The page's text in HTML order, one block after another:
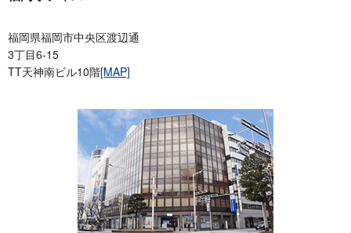
福岡県福岡市中央区渡辺通
3丁目6-15
TT天神南ビル10階[MAP]